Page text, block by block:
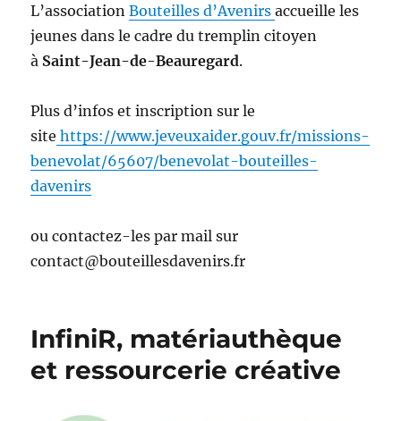
L’associationBouteilles d’Avenirsaccueille les
jeunes dans le cadre du tremplin citoyen
à Saint-Jean-de-Beauregard.
Plus d’infos et inscription sur le
site https://www.jeveuxaider.gouv.fr/missions-
benevolat/65607/benevolat-bouteilles-
davenirs
ou contactez-les par mail sur
contact@bouteillesdavenirs.fr
InfiniR, matériauthèque
et ressourcerie créative